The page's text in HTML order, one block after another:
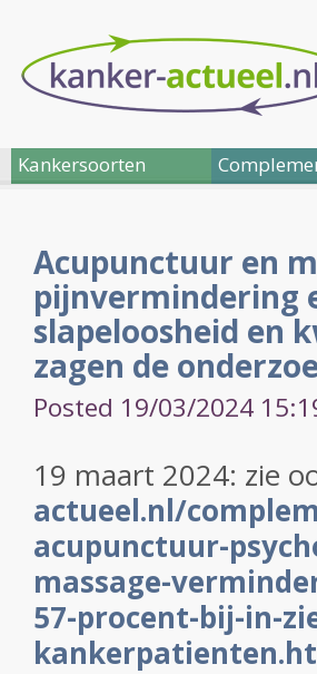
Kankersoorten
Acupunctuur en
pijnvermindering
slapeloosheid en
zagen de
Posted 19/03/2024
19 maart 2024: zie
actueel.nl/
acupunctuur-
massage-
57-procent-bij-in-